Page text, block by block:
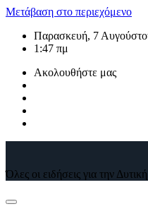
Μετάβαση στο περιεχόμενο
Παρασκευή, 7
1:47 πμ
Ακολουθήστε μας
Όλες οι ειδήσεις για την